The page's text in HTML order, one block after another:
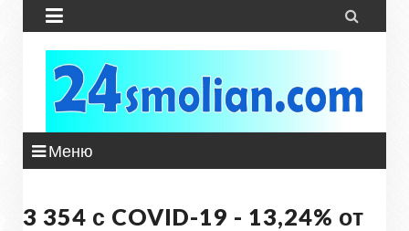
 
Меню
3 354 с COVID-19 - 13,24% от